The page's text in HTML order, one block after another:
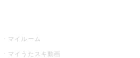
マイルーム
マイうたスキ動画